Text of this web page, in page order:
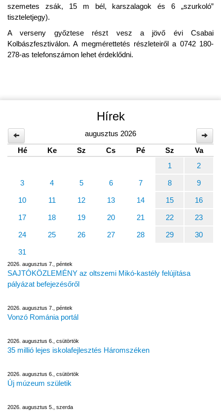
szemetes zsák, 15 m bél, karszalagok és 6 „szurkoló”
tiszteletjegy).
A verseny győztese részt vesz a jövő évi Csabai
Kolbászfesztiválon. A megmérettetés részleteiről a 0742 180-
278-as telefonszámon lehet érdeklődni.
Hírek
augusztus 2026
Hé
Ke Sz Cs Pé Sz
Va
1
2
3 4 5 6 7 8 9
10 11 12 13 14 15 16
17 18 19 20 21 22 23
24 25 26 27 28 29 30
31
2026. augusztus 7., péntek
SAJTÓKÖZLEMÉNY az oltszemi Mikó-kastély felújítása
pályázat befejezésőről
2026. augusztus 7., péntek
Vonzó Románia portál
2026. augusztus 6., csütörtök
35 millió lejes iskolafejlesztés Háromszéken
2026. augusztus 6., csütörtök
Új múzeum születik
2026. augusztus 5., szerda